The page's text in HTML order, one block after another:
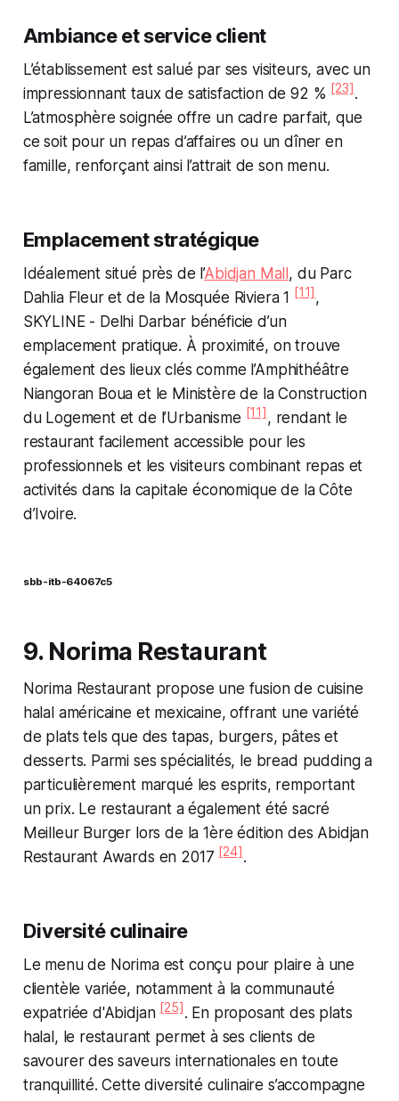
Ambiance et service client
L’établissement est salué par ses visiteurs, avec un
impressionnant taux de satisfaction de 92 % [23].
L’atmosphère soignée offre un cadre parfait, que
ce soit pour un repas d’affaires ou un dîner en
famille, renforçant ainsi l’attrait de son menu.
Emplacement stratégique
Idéalement situé près de l’Abidjan Mall , du Parc
Dahlia Fleur et de la Mosquée Riviera 1
[11],
SKYLINE - Delhi Darbar bénéficie d’un
emplacement pratique. À proximité, on trouve
également des lieux clés comme l’Amphithéâtre
Niangoran Boua et le Ministère de la Construction
du Logement et de l’Urbanisme[11], rendant le
restaurant facilement accessible pour les
professionnels et les visiteurs combinant repas et
activités dans la capitale économique de la Côte
d’Ivoire.
sbb-itb-64067c5
9. Norima Restaurant
Norima Restaurant propose une fusion de cuisine
halal américaine et mexicaine, offrant une variété
de plats tels que des tapas, burgers, pâtes et
desserts. Parmi ses spécialités, le bread pudding a
particulièrement marqué les esprits, remportant
un prix. Le restaurant a également été sacré
Meilleur Burger lors de la 1ère édition des Abidjan
Restaurant Awards en 2017[24].
Diversité culinaire
Le menu de Norima est conçu pour plaire à une
clientèle variée, notamment à la communauté
expatriée d'Abidjan[25]. En proposant des plats
halal, le restaurant permet à ses clients de
savourer des saveurs internationales en toute
tranquillité. Cette diversité culinaire s’accompagne